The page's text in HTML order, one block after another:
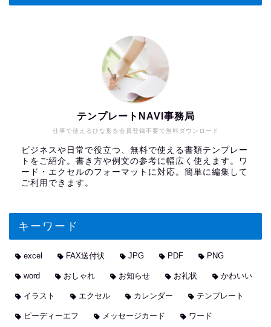
仕事で使えるひな形を会員登録不要で無料ダウンロード
テンプレートNAVI事務局
ビジネスや日常で役立つ、無料で使える書類テンプレー
トをご紹介。書き方や例文の参考に幅広く使えます。ワ
ード・エクセルのフォーマットに対応。簡単に編集して
ご利用できます。
キーワード
excel FAX送付状 JPG PDF PNG
word おしゃれ お知らせ お礼状 かわいい
イラスト エクセル カレンダー テンプレート
ピーディーエフ メッセージカード ワード